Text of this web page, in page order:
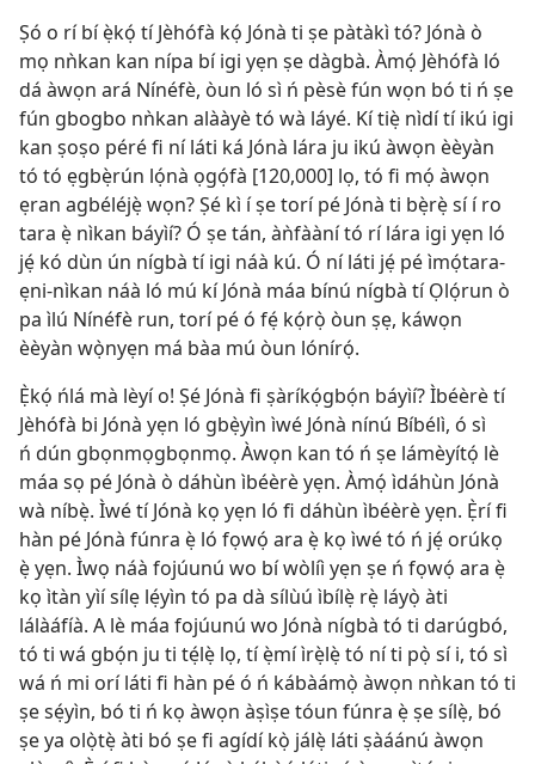
Ṣó o rí bí ẹ̀kọ́ tí Jèhófà kọ́ Jónà ti ṣe pàtàkì tó? Jónà ò
mọ nǹkan kan nípa bí igi yẹn ṣe dàgbà. Àmọ́ Jèhófà ló
dá àwọn ará Nínéfè, òun ló sì ń pèsè fún wọn bó ti ń ṣe
fún gbogbo nǹkan alààyè tó wà láyé. Kí tiẹ̀ nìdí tí ikú igi
kan ṣoṣo péré fi ní láti ká Jónà lára ju ikú àwọn èèyàn
tó tó ẹgbẹ̀rún lọ́nà ọgọ́fà [120,000] lọ, tó fi mọ́ àwọn
ẹran agbéléjẹ̀ wọn? Ṣé kì í ṣe torí pé Jónà ti bẹ̀rẹ̀ sí í ro
tara ẹ̀ nìkan báyìí? Ó ṣe tán, àǹfààní tó rí lára igi yẹn ló
jẹ́ kó dùn ún nígbà tí igi náà kú. Ó ní láti jẹ́ pé ìmọ́tara-
ẹni-nìkan náà ló mú kí Jónà máa bínú nígbà tí Ọlọ́run ò
pa ìlú Nínéfè run, torí pé ó fẹ́ kọ́rọ̀ òun ṣẹ, káwọn
èèyàn wọ̀nyẹn má bàa mú òun lónírọ́.
Ẹ̀kọ́ ńlá mà lèyí o! Ṣé Jónà fi ṣàríkọ́gbọ́n báyìí? Ìbéèrè tí
Jèhófà bi Jónà yẹn ló gbẹ̀yìn ìwé Jónà nínú Bíbélì, ó sì
ń dún gbọnmọgbọnmọ. Àwọn kan tó ń ṣe lámèyítọ́ lè
máa sọ pé Jónà ò dáhùn ìbéèrè yẹn. Àmọ́ ìdáhùn Jónà
wà níbẹ̀. Ìwé tí Jónà kọ yẹn ló fi dáhùn ìbéèrè yẹn. Ẹ̀rí fi
hàn pé Jónà fúnra ẹ̀ ló fọwọ́ ara ẹ̀ kọ ìwé tó ń jẹ́ orúkọ
ẹ̀ yẹn. Ìwọ náà fojúunú wo bí wòlíì yẹn ṣe ń fọwọ́ ara ẹ̀
kọ ìtàn yìí sílẹ lẹ́yìn tó pa dà sílùú ìbílẹ̀ rẹ̀ láyọ̀ àti
lálàáfíà. A lè máa fojúunú wo Jónà nígbà tó ti darúgbó,
tó ti wá gbọ́n ju ti tẹ́lẹ̀ lọ, tí ẹ̀mí ìrẹ̀lẹ̀ tó ní ti pọ̀ sí i, tó sì
wá ń mi orí láti fi hàn pé ó ń kábàámọ̀ àwọn nǹkan tó ti
ṣe sẹ́yìn, bó ti ń kọ àwọn àṣìṣe tóun fúnra ẹ̀ ṣe sílẹ̀, bó
ṣe ya olọ̀tẹ̀ àti bó ṣe fi agídí kọ̀ jálẹ̀ láti ṣàáánú àwọn